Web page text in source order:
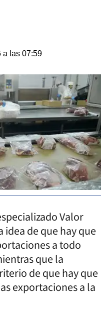
a las 07:59
Valor
idea de que hay que
a todo
que la
de que hay que
exportaciones a la